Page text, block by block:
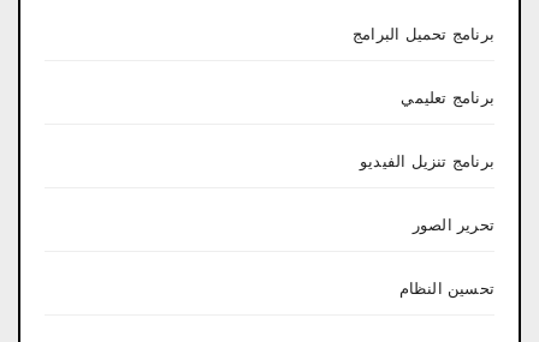
برنامج تحميل البرامج
برنامج تعليمي
برنامج تنزيل الفيديو
تحرير الصور
تحسين النظام